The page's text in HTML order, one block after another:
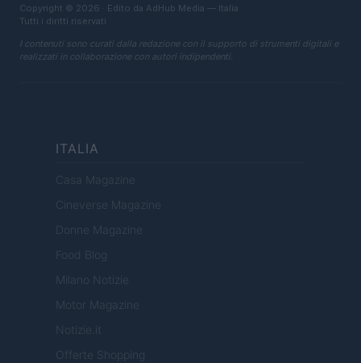
Copyright © 2026 · Edito da AdHub Media — Italia
Tutti i diritti riservati
I contenuti sono curati dalla redazione con il supporto di strumenti digitali e
realizzati in collaborazione con autori indipendenti.
ITALIA
Casa Magazine
Cineverse Magazine
Donne Magazine
Food Blog
Milano Notizie
Motor Magazine
Notizie.it
Offerte Shopping